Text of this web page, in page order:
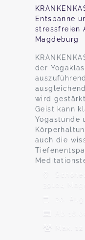
Entspanne
stressfreien
Magdeburg
der
wird
Geist kann
Yogastunde
auch die
39104
20.
Ab
Max.